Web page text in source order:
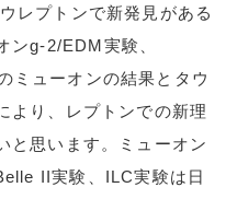
レプトンで新発見がある
ンg-2/EDM実験、
ミューオンの結果とタウ
より、レプトンでの新理
と思います。ミューオン
II実験、ILC実験は日